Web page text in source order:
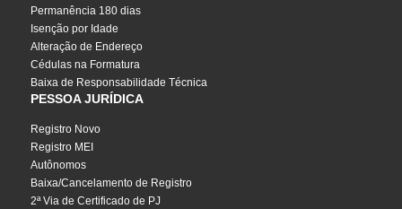
Permanência 180 dias
Isenção por Idade
Alteração de Endereço
Cédulas na Formatura
Baixa de Responsabilidade Técnica
PESSOA JURÍDICA
Registro Novo
Registro MEI
Autônomos
Baixa/Cancelamento de Registro
2ª Via de Certificado de PJ